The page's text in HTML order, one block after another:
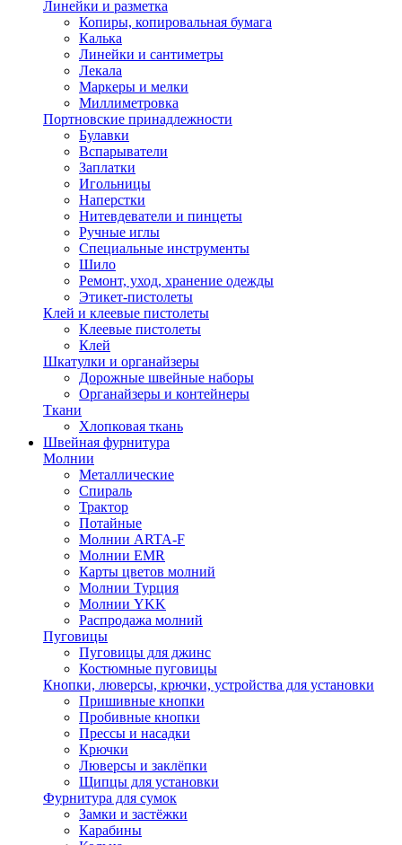
Линейки и разметка
Копиры, копировальная бумага
Калька
Линейки и сантиметры
Лекала
Маркеры и мелки
Миллиметровка
Портновские принадлежности
Булавки
Вспарыватели
Заплатки
Игольницы
Наперстки
Нитевдеватели и пинцеты
Ручные иглы
Специальные инструменты
Шило
Ремонт, уход, хранение одежды
Этикет-пистолеты
Клей и клеевые пистолеты
Клеевые пистолеты
Клей
Шкатулки и органайзеры
Дорожные швейные наборы
Органайзеры и контейнеры
Ткани
Хлопковая ткань
Швейная фурнитура
Молнии
Металлические
Спираль
Трактор
Потайные
Молнии ARTA-F
Молнии EMR
Карты цветов молний
Молнии Турция
Молнии YKK
Распродажа молний
Пуговицы
Пуговицы для джинс
Костюмные пуговицы
Кнопки, люверсы, крючки, устройства для установки
Пришивные кнопки
Пробивные кнопки
Прессы и насадки
Крючки
Люверсы и заклёпки
Щипцы для установки
Фурнитура для сумок
Замки и застёжки
Карабины